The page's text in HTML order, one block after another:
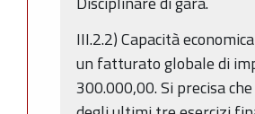
III.2.2) Capacità
un fatturato globale di
300.000,00. Si precisa